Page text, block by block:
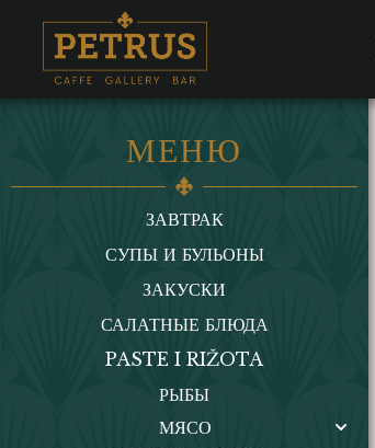
МЕНЮ
ЗАВТРАК
СУПЫ И БУЛЬОНЫ
ЗАКУСКИ
САЛАТНЫЕ БЛЮДА
PASTE I RIŽOTA
РЫБЫ
МЯСО